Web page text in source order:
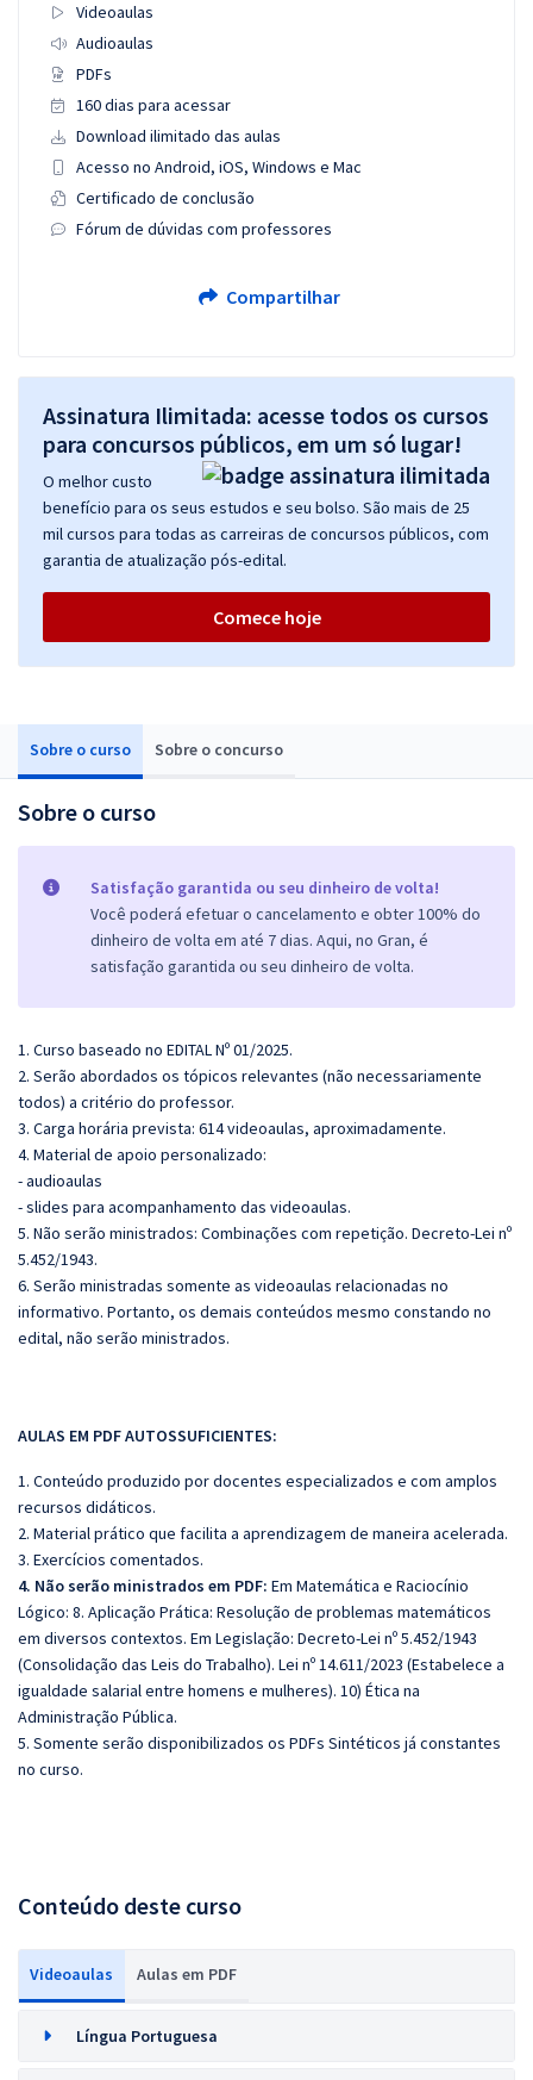
Sobre o curso Sobre o concurso
Sobre o curso
Satisfação garantida ou seu dinheiro de volta!
Você poderá efetuar o cancelamento e obter 100% do
dinheiro de volta em até 7 dias. Aqui, no Gran, é
satisfação garantida ou seu dinheiro de volta.
1. Curso baseado no EDITAL Nº 01/2025.
2. Serão abordados os tópicos relevantes (não necessariamente
todos) a critério do professor.
3. Carga horária prevista: 614 videoaulas, aproximadamente.
4. Material de apoio personalizado:
- audioaulas
- slides para acompanhamento das videoaulas.
5. Não serão ministrados: Combinações com repetição. Decreto-Lei nº
5.452/1943.
6. Serão ministradas somente as videoaulas relacionadas no
informativo. Portanto, os demais conteúdos mesmo constando no
edital, não serão ministrados.
AULAS EM PDF AUTOSSUFICIENTES:
1. Conteúdo produzido por docentes especializados e com amplos
recursos didáticos.
2. Material prático que facilita a aprendizagem de maneira acelerada.
3. Exercícios comentados.
4. Não serão ministrados em PDF: Em Matemática e Raciocínio
Lógico: 8. Aplicação Prática: Resolução de problemas matemáticos
em diversos contextos. Em Legislação: Decreto-Lei nº 5.452/1943
(Consolidação das Leis do Trabalho). Lei nº 14.611/2023 (Estabelece a
igualdade salarial entre homens e mulheres). 10) Ética na
Administração Pública.
5. Somente serão disponibilizados os PDFs Sintéticos já constantes
no curso.
Conteúdo deste curso
Videoaulas Aulas em PDF
Língua Portuguesa
Videoaulas
Audioaulas
PDFs
160 dias para acessar
Download ilimitado das aulas
Acesso no Android, iOS, Windows e Mac
Certificado de conclusão
Fórum de dúvidas com professores
Compartilhar
Assinatura Ilimitada: acesse todos os cursos
para concursos públicos, em um só lugar!
O melhor custo
benefício para os seus estudos e seu bolso. São mais de 25
mil cursos para todas as carreiras de concursos públicos, com
garantia de atualização pós-edital.
Comece hoje